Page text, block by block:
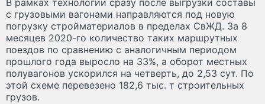
В рамках технологии сразу после выгрузки составы
с грузовыми вагонами направляются под новую
погрузку стройматериалов в пределах СвЖД. За 8
месяцев 2020-го количество таких маршрутных
поездов по сравнению с аналогичным периодом
прошлого года выросло на 33%, а оборот местных
полувагонов ускорился на четверть, до 2,53 сут. По
этой схеме перевезено 182,6 тыс. т строительных
грузов.